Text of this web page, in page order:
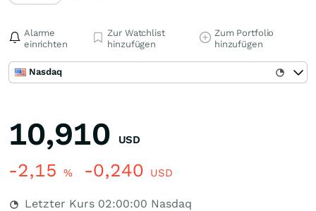
Alarme
einrichten
Zur Watchlist
hinzufügen
Zum Portfolio
hinzufügen
Nasdaq
10,910 USD
-2,15 % -0,240 USD
Letzter Kurs 02:00:00 Nasdaq